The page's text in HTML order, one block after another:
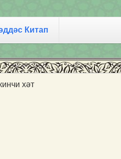
Китап
хәт